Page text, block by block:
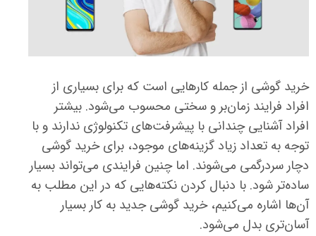
خرید گوشی از جمله کارهایی است که برای بسیاری از
افراد فرایند زمان‌بر و سختی محسوب می‌شود. بیشتر
افراد آشنایی چندانی با پیشرفت‌های تکنولوژی ندارند و با
توجه به تعداد زیاد گزینه‌های موجود، برای خرید گوشی
دچار سردرگمی می‌شوند. اما چنین فرایندی می‌تواند بسیار
ساده‌تر شود. با دنبال کردن نکته‌هایی که در این مطلب به
آن‌ها اشاره می‌کنیم، خرید گوشی جدید به کار بسیار
آسان‌تری بدل می‌شود.